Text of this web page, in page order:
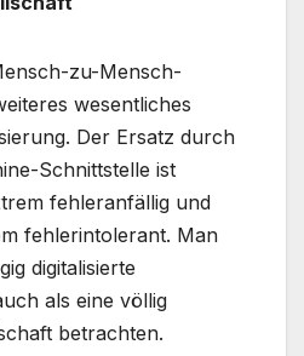
zu-Mensch-
wesentliches
Der Ersatz durch
Schnittstelle ist
fehleranfällig und
fehlerintolerant. Man
digitalisierte
als eine völlig
betrachten.